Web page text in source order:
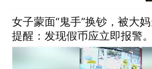
女子蒙面“鬼手”换钞，被大妈
提醒：发现假币应立即报警。